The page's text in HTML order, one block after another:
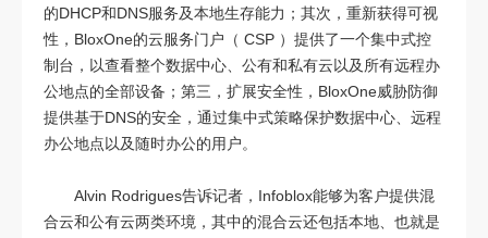
的DHCP和DNS服务及本地生存能力；其次，重新获得可视
性，BloxOne的云服务门户（ CSP ）提供了一个集中式控
制台，以查看整个数据中心、公有和私有云以及所有远程办
公地点的全部设备；第三，扩展安全性，BloxOne威胁防御
提供基于DNS的安全，通过集中式策略保护数据中心、远程
办公地点以及随时办公的用户。
Alvin Rodrigues告诉记者，Infoblox能够为客户提供混
合云和公有云两类环境，其中的混合云还包括本地、也就是